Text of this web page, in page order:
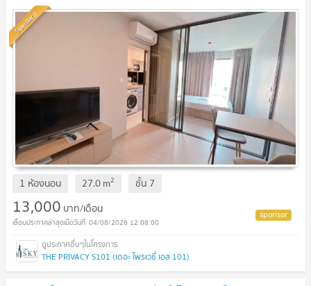
Standard
1 ห้องนอน 27.0m2 ชั้น 7
13,000 บาท/เดือน
04/08/2026 12:08:00
THE PRIVACY S101 (เดอะ ไพรเวซี่ เอส 101)